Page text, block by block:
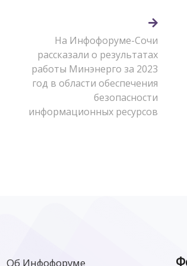
На Инфофоруме-Сочи
рассказали о результатах
работы Минэнерго за 2023
год в области обеспечения
безопасности
информационных ресурсов
Об Инфофоруме